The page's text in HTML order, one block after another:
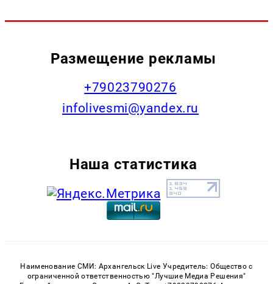
Размещение рекламы
+79023790276
infolivesmi@yandex.ru
Наша статистика
Наименование СМИ: Архангельск Live Учредитель: Общество с
ограниченной ответственностью "Лучшие Медиа Решения"